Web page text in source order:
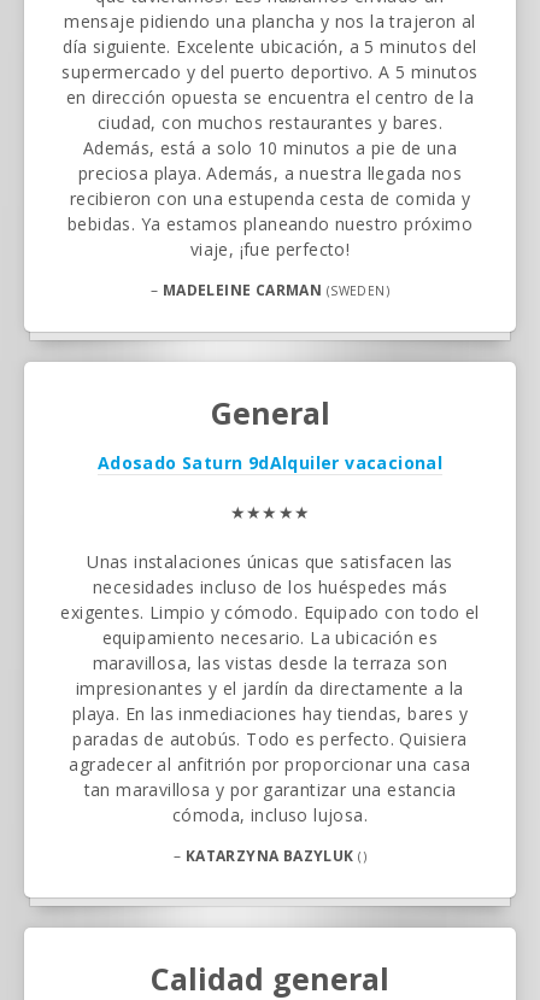
mensaje pidiendo una plancha y nos la trajeron al
día siguiente. Excelente ubicación, a 5 minutos del
supermercado y del puerto deportivo. A 5 minutos
en dirección opuesta se encuentra el centro de la
ciudad, con muchos restaurantes y bares.
Además, está a solo 10 minutos a pie de una
preciosa playa. Además, a nuestra llegada nos
recibieron con una estupenda cesta de comida y
bebidas. Ya estamos planeando nuestro próximo
viaje, ¡fue perfecto!
– MADELEINE CARMAN (SWEDEN)
General
Adosado Saturn 9dAlquiler vacacional
★★★★★
Unas instalaciones únicas que satisfacen las
necesidades incluso de los huéspedes más
exigentes. Limpio y cómodo. Equipado con todo el
equipamiento necesario. La ubicación es
maravillosa, las vistas desde la terraza son
impresionantes y el jardín da directamente a la
playa. En las inmediaciones hay tiendas, bares y
paradas de autobús. Todo es perfecto. Quisiera
agradecer al anfitrión por proporcionar una casa
tan maravillosa y por garantizar una estancia
cómoda, incluso lujosa.
– KATARZYNA BAZYLUK ()
Calidad general